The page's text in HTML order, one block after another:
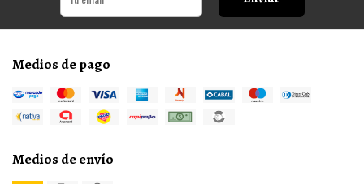
Medios de pago
Medios de envío